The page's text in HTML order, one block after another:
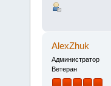
AlexZhuk
Администратор
Ветеран